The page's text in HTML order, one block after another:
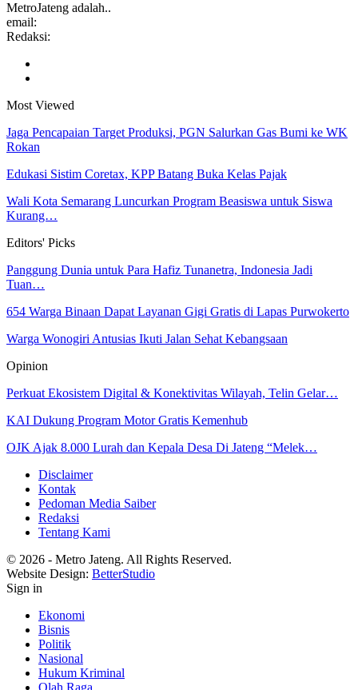
MetroJateng adalah..
email:
Redaksi:
Most Viewed
Jaga Pencapaian Target Produksi, PGN Salurkan Gas Bumi ke WK
Rokan
Edukasi Sistim Coretax, KPP Batang Buka Kelas Pajak
Wali Kota Semarang Luncurkan Program Beasiswa untuk Siswa
Kurang…
Editors' Picks
Panggung Dunia untuk Para Hafiz Tunanetra, Indonesia Jadi
Tuan…
654 Warga Binaan Dapat Layanan Gigi Gratis di Lapas Purwokerto
Warga Wonogiri Antusias Ikuti Jalan Sehat Kebangsaan
Opinion
Perkuat Ekosistem Digital & Konektivitas Wilayah, Telin Gelar…
KAI Dukung Program Motor Gratis Kemenhub
OJK Ajak 8.000 Lurah dan Kepala Desa Di Jateng “Melek…
Disclaimer
Kontak
Pedoman Media Saiber
Redaksi
Tentang Kami
© 2026 - Metro Jateng. All Rights Reserved.
Website Design: BetterStudio
Sign in
Ekonomi
Bisnis
Politik
Nasional
Hukum Kriminal